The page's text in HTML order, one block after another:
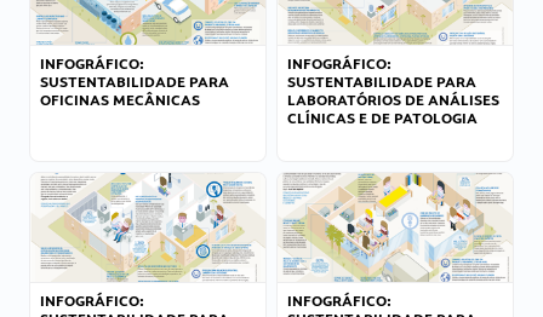
INFOGRÁFICO:
SUSTENTABILIDADE PARA
OFICINAS MECÂNICAS
INFOGRÁFICO:
SUSTENTABILIDADE PARA
LABORATÓRIOS DE ANÁLISES
CLÍNICAS E DE PATOLOGIA
INFOGRÁFICO:
INFOGRÁFICO: